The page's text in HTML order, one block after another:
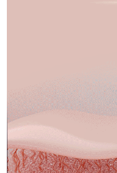
pautan berikut: https://